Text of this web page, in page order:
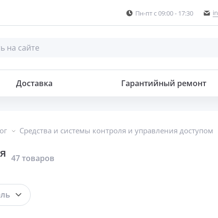
Пн-пт с 09:00 - 17:30
Доставка Гарантийный ремонт
Средства и системы контроля и управления доступом
47 товаров